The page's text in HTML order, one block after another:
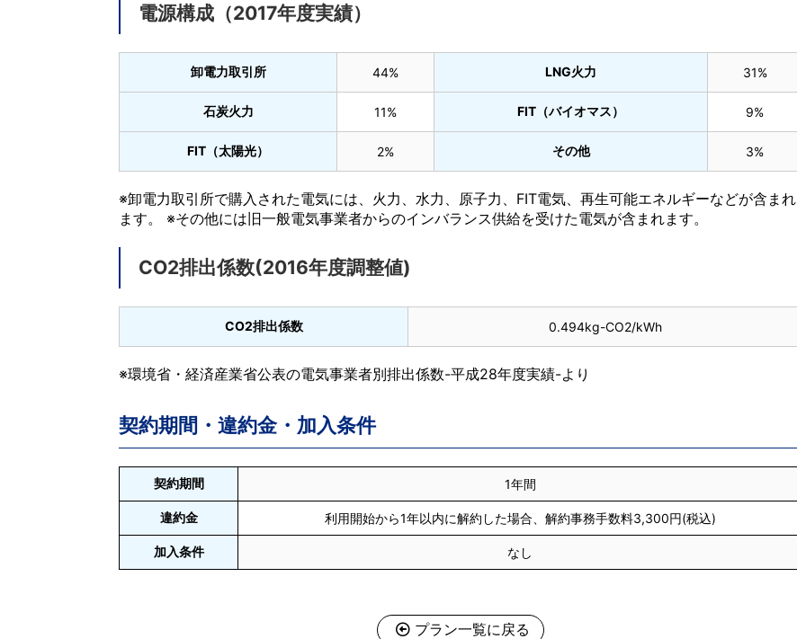
電源構成（2017年度実績）
卸電力取引所 44% LNG火力 31%
石炭火力 11% FIT（バイオマス） 9%
FIT（太陽光） 2% その他 3%
※卸電力取引所で購入された電気には、火力、水力、原子力、FIT電気、再生可能エネルギーなどが含まれ
ます。 ※その他には旧一般電気事業者からのインバランス供給を受けた電気が含まれます。
CO2排出係数(2016年度調整値)
CO2排出係数 0.494kg-CO2/kWh
※環境省・経済産業省公表の電気事業者別排出係数-平成28年度実績-より
契約期間・違約金・加入条件
契約期間 1年間
違約金 利用開始から1年以内に解約した場合、解約事務手数料3,300円(税込)
加入条件 なし
プラン一覧に戻る